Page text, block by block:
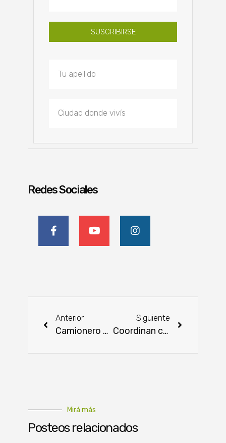
SUSCRIBIRSE
Redes Sociales
Anterior
Camionero es condenado a 3 años por extorsión
Siguiente
Coordinan con municipios inicio de obras en Graneros del Sur
Mirá más
Posteos relacionados